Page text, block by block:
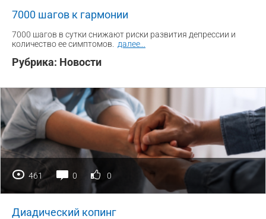
7000 шагов к гармонии
7000 шагов в сутки снижают риски развития депрессии и
количество ее симптомов.
далее
Рубрика: Новости
461 0 0
Диадический копинг